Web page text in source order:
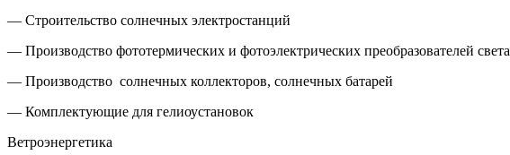
— Строительство солнечных электростанций
— Производство фототермических и фотоэлектрических преобразователей света
— Производство солнечных коллекторов, солнечных батарей
— Комплектующие для гелиоустановок
Ветроэнергетика